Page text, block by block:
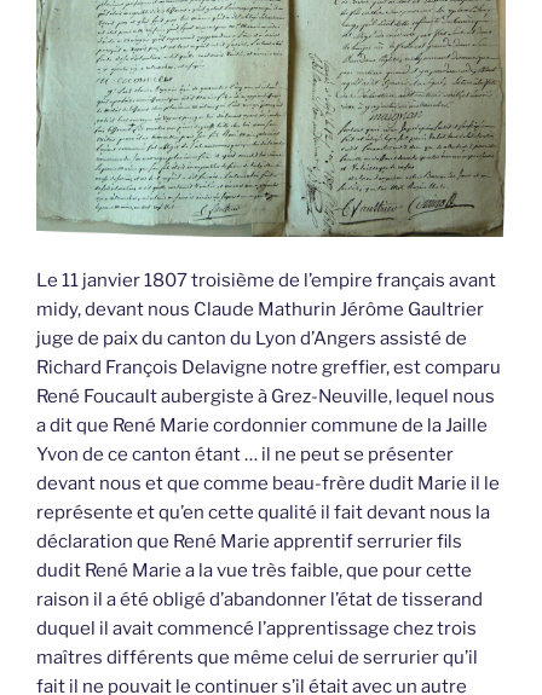
Le 11 janvier 1807 troisième de l’empire français avant
midy, devant nous Claude Mathurin Jérôme Gaultrier
juge de paix du canton du Lyon d’Angers assisté de
Richard François Delavigne notre greffier, est comparu
René Foucault aubergiste à Grez-Neuville, lequel nous
a dit que René Marie cordonnier commune de la Jaille
Yvon de ce canton étant … il ne peut se présenter
devant nous et que comme beau-frère dudit Marie il le
représente et qu’en cette qualité il fait devant nous la
déclaration que René Marie apprentif serrurier fils
dudit René Marie a la vue très faible, que pour cette
raison il a été obligé d’abandonner l’état de tisserand
duquel il avait commencé l’apprentissage chez trois
maîtres différents que même celui de serrurier qu’il
fait il ne pouvait le continuer s’il était avec un autre